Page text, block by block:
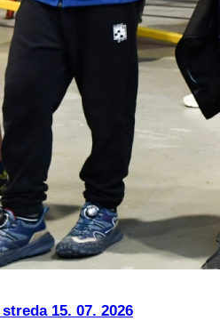
15. 07. 2026